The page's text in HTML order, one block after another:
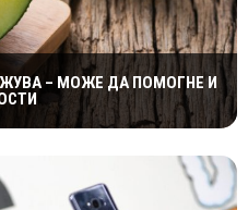
– МОЖЕ ДА ПОМОГНЕ И